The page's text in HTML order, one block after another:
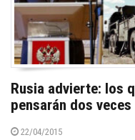
Rusia advierte: los
pensarán dos veces
22/04/2015